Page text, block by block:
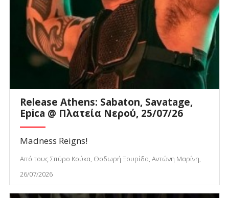
Release Athens: Sabaton, Savatage,
Epica @ Πλατεία Νερού, 25/07/26
Madness Reigns!
Από τους Σπύρο Κούκα, Θοδωρή Ξουρίδα, Αντώνη Μαρίνη,
26/07/2026